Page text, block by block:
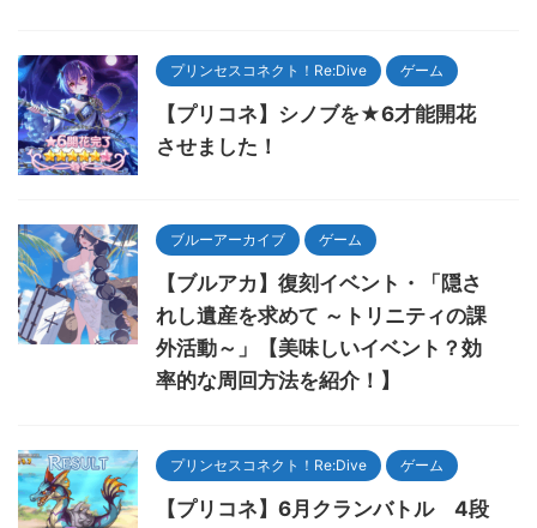
プリンセスコネクト！Re:Dive ゲーム
【プリコネ】シノブを★6才能開花
させました！
ブルーアーカイブ ゲーム
【ブルアカ】復刻イベント・「隠さ
れし遺産を求めて ～トリニティの課
外活動～」【美味しいイベント？効
率的な周回方法を紹介！】
プリンセスコネクト！Re:Dive ゲーム
【プリコネ】6月クランバトル 4段